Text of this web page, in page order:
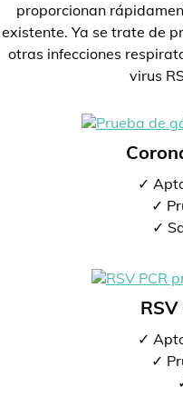
proporcionan
existente. Ya se trate de
otras infecciones
virus
✓
✓
✓
RSV
✓
✓